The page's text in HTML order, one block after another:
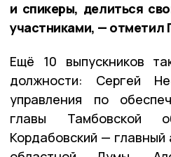
и спикеры, делиться
участниками, — отметил
Ещё 10 выпускников
должности: Сергей
управления по
главы Тамбовской
Кордабовский — главный